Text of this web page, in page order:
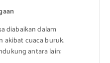
diabaikan dalam
akibat cuaca buruk.
antara lain: